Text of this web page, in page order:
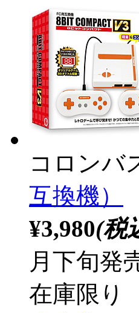
コロンバ
互換機）
¥3,980(税
月下旬発
在庫限り